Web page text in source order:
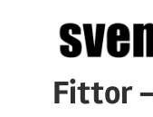
Fittor